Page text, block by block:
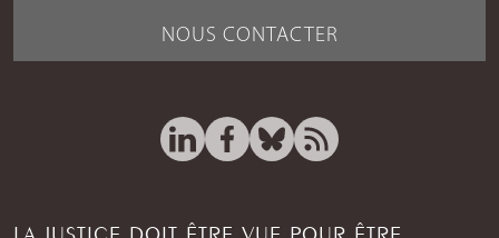
NOUS CONTACTER
LA JUSTICE DOIT ÊTRE VUE POUR ÊTRE